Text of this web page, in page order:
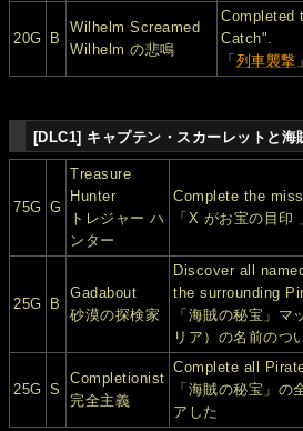
20G B
Wilhelm Screamed
Wilhelm の悲鳴
Completed
Catch".
「 列車襲撃
[DLC1] キャプテン・スカーレットと
75G G
Treasure
Hunter
トレジャー ハ
ンター
Complete the
「X がお宝の目印
25G B
Gadabout
砂漠の探検家
Discover all
the surrounding
「海賊の秘宝」
リア）の名前のつ
25G S
Completionist
完全主義
Complete all
「海賊の秘宝」の
アした